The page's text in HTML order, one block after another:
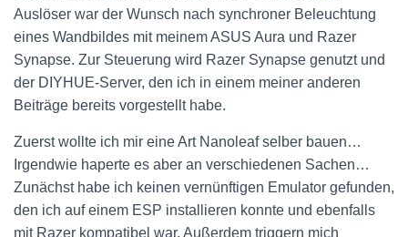
Auslöser war der Wunsch nach synchroner Beleuchtung
eines Wandbildes mit meinem ASUS Aura und Razer
Synapse. Zur Steuerung wird Razer Synapse genutzt und
der DIYHUE-Server, den ich in einem meiner anderen
Beiträge bereits vorgestellt habe.
Zuerst wollte ich mir eine Art Nanoleaf selber bauen…
Irgendwie haperte es aber an verschiedenen Sachen…
Zunächst habe ich keinen vernünftigen Emulator gefunden,
den ich auf einem ESP installieren konnte und ebenfalls
mit Razer kompatibel war. Außerdem triggern mich